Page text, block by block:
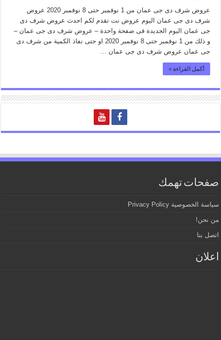
عروض شرف دى جى عمان من 1 نوفمبر حتى 8 نوفمبر 2020 عروض
شرف دى جى عمان اليوم عروض نت تقدم لكم احدث عروض شرف دى
جى عمان اليوم الجديدة فى صفحة واحدة – عروض شرف دى جى عمان –
و ذلك من 1 نوفمبر حتى 8 نوفمبر 2020 او حتى نفاذ الكمية من شرف دى
جى عمان عروض شرف دى جى عمان …
أكمل القراءة »
صفحات تهمك
سياسة الخصوصية Privacy Policy
من نحن!
اتصل بنا
اعلان